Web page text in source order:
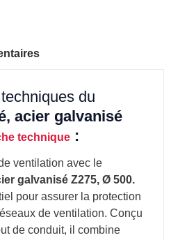
du
acier galvanisé
technique :
ventilation avec le
galvanisé Z275, Ø 500.
pour assurer la protection
de ventilation. Conçu
de conduit, il combine